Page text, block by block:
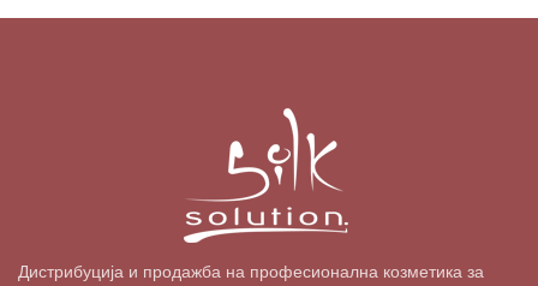
Дистрибуција и продажба на професионална козметика за